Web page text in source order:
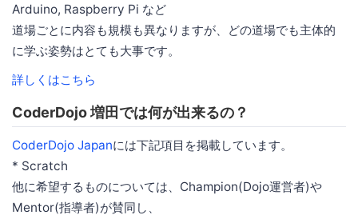
Arduino, Raspberry Pi など
道場ごとに内容も規模も異なりますが、どの道場でも主体的
に学ぶ姿勢はとても大事です。
詳しくはこちら
CoderDojo 増田では何が出来るの？
CoderDojo Japanには下記項目を掲載しています。
* Scratch
他に希望するものについては、Champion(Dojo運営者)や
Mentor(指導者)が賛同し、